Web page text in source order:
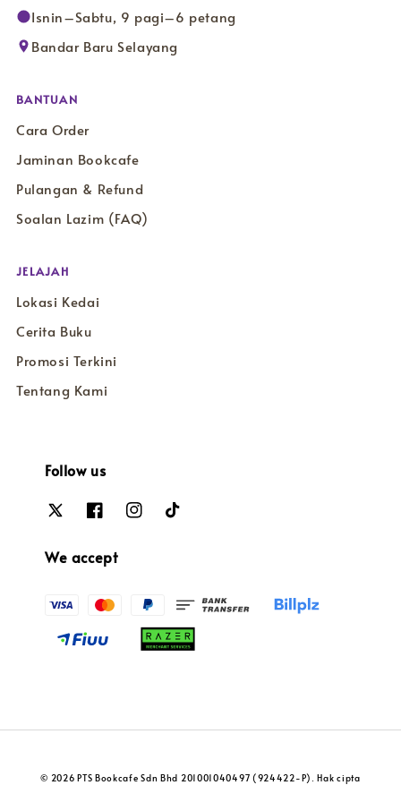
Isnin–Sabtu, 9 pagi–6 petang
Bandar Baru Selayang
BANTUAN
Cara Order
Jaminan Bookcafe
Pulangan & Refund
Soalan Lazim (FAQ)
JELAJAH
Lokasi Kedai
Cerita Buku
Promosi Terkini
Tentang Kami
Follow us
We accept
© 2026 PTS Bookcafe Sdn Bhd 201001040497 (924422-P). Hak cipta